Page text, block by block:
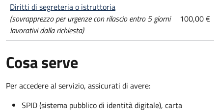
Diritti di segreteria o istruttoria
(sovrapprezzo per urgenze con rilascio entro 5 giorni
lavorativi dalla richiesta)
100,00 €
Cosa serve
Per accedere al servizio, assicurati di avere:
SPID (sistema pubblico di identità digitale), carta